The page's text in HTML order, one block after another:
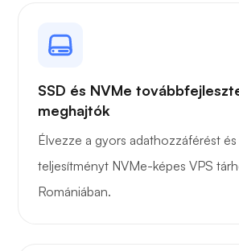
SSD és NVMe
meghajtók
Élvezze a gyors adathozzáférést
teljesítményt NVMe-képes VPS
Romániában.